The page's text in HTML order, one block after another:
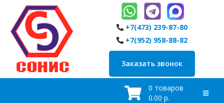
+7(473) 239-87-80
+7(952) 958-88-82
Заказать звонок
0 товаров
0.00 р.